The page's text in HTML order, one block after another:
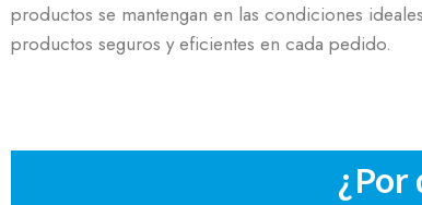
productos se mantengan en las condiciones
productos seguros y eficientes en cada pedido.
¿Por